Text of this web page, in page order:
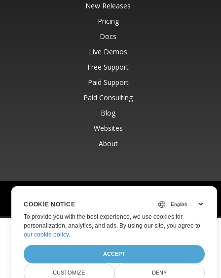
New Releases
Pricing
Docs
Live Demos
Free Support
Paid Support
Paid Consulting
Blog
Websites
About
Privacy Policy
COOKIE NOTICE
To provide you with the best experience, we use cookies for
personalization, analytics, and ads. By using our site, you agree to
our cookie policy.
ACCEPT
CUSTOMIZE DENY